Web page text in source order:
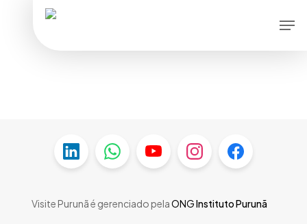
Visite Purunã é gerenciado pelaONGInstituto Purunã